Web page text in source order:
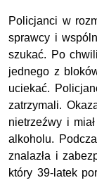
Policjanci w
sprawcy i
szukać. Po
jednego z
uciekać.
zatrzymali.
nietrzeźwy i
alkoholu.
znalazła i
który 39-latek